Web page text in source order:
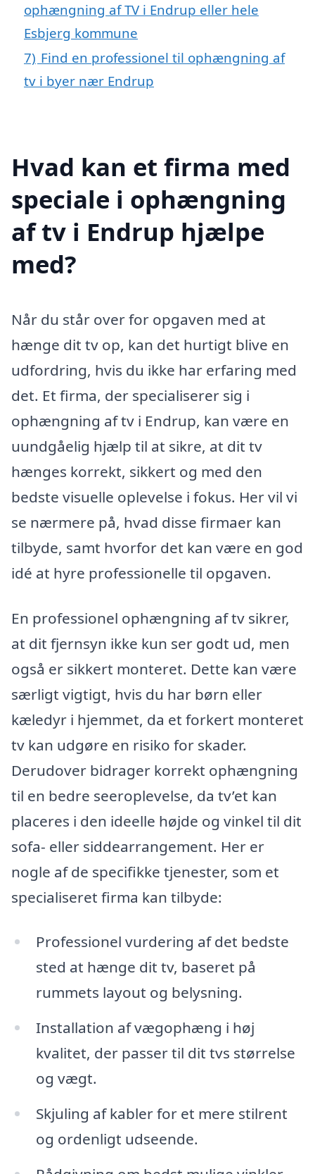
ophængning af TV i Endrup eller hele
Esbjerg kommune
7) Find en professionel til ophængning af
tv i byer nær Endrup
Hvad kan et firma med
speciale i ophængning
af tv i Endrup hjælpe
med?
Når du står over for opgaven med at
hænge dit tv op, kan det hurtigt blive en
udfordring, hvis du ikke har erfaring med
det. Et firma, der specialiserer sig i
ophængning af tv i Endrup, kan være en
uundgåelig hjælp til at sikre, at dit tv
hænges korrekt, sikkert og med den
bedste visuelle oplevelse i fokus. Her vil vi
se nærmere på, hvad disse firmaer kan
tilbyde, samt hvorfor det kan være en god
idé at hyre professionelle til opgaven.
En professionel ophængning af tv sikrer,
at dit fjernsyn ikke kun ser godt ud, men
også er sikkert monteret. Dette kan være
særligt vigtigt, hvis du har børn eller
kæledyr i hjemmet, da et forkert monteret
tv kan udgøre en risiko for skader.
Derudover bidrager korrekt ophængning
til en bedre seeroplevelse, da tv’et kan
placeres i den ideelle højde og vinkel til dit
sofa- eller siddearrangement. Her er
nogle af de specifikke tjenester, som et
specialiseret firma kan tilbyde:
Professionel vurdering af det bedste
sted at hænge dit tv, baseret på
rummets layout og belysning.
Installation af vægophæng i høj
kvalitet, der passer til dit tvs størrelse
og vægt.
Skjuling af kabler for et mere stilrent
og ordenligt udseende.